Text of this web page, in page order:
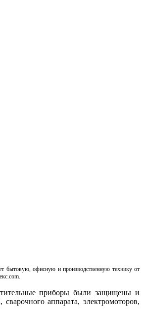
бытовую, офисную и производственную технику от
приборы были защищены и
аппарата, электромоторов,